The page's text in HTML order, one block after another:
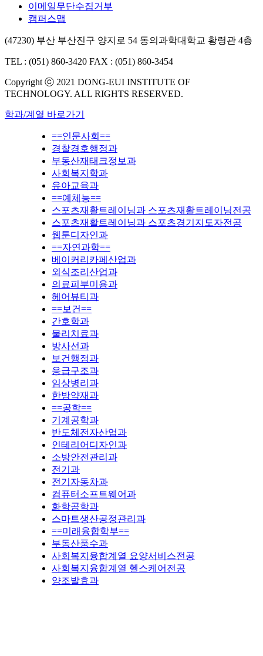
이메일무단수집거부
캠퍼스맵
(47230) 부산 부산진구 양지로 54 동의과학대학교 황령관 4층
TEL : (051) 860-3420 FAX : (051) 860-3454
Copyright ⓒ 2021 DONG-EUI INSTITUTE OF
TECHNOLOGY. ALL RIGHTS RESERVED.
학과/계열 바로가기
==인문사회==
경찰경호행정과
부동산재태크정보과
사회복지학과
유아교육과
==예체능==
스포츠재활트레이닝과 스포츠재활트레이닝전공
스포츠재활트레이닝과 스포츠경기지도자전공
웹툰디자인과
==자연과학==
베이커리카페산업과
외식조리산업과
의료피부미용과
헤어뷰티과
==보건==
간호학과
물리치료과
방사선과
보건행정과
응급구조과
임상병리과
한방약재과
==공학==
기계공학과
반도체전자산업과
인테리어디자인과
소방안전관리과
전기과
전기자동차과
컴퓨터소프트웨어과
화학공학과
스마트생산공정관리과
==미래융합학부==
부동산풍수과
사회복지융합계열 요양서비스전공
사회복지융합계열 헬스케어전공
양조발효과